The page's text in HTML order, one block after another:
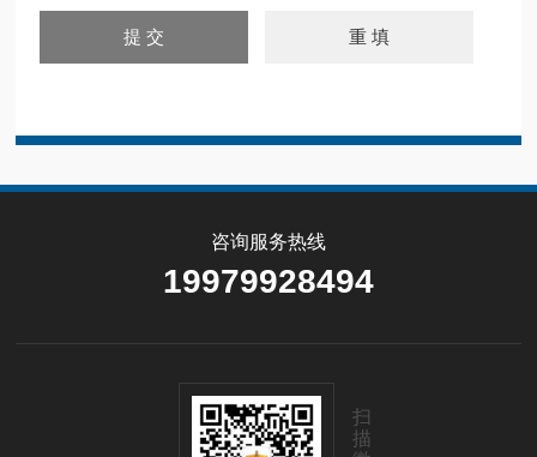
咨询服务热线
19979928494
扫
描